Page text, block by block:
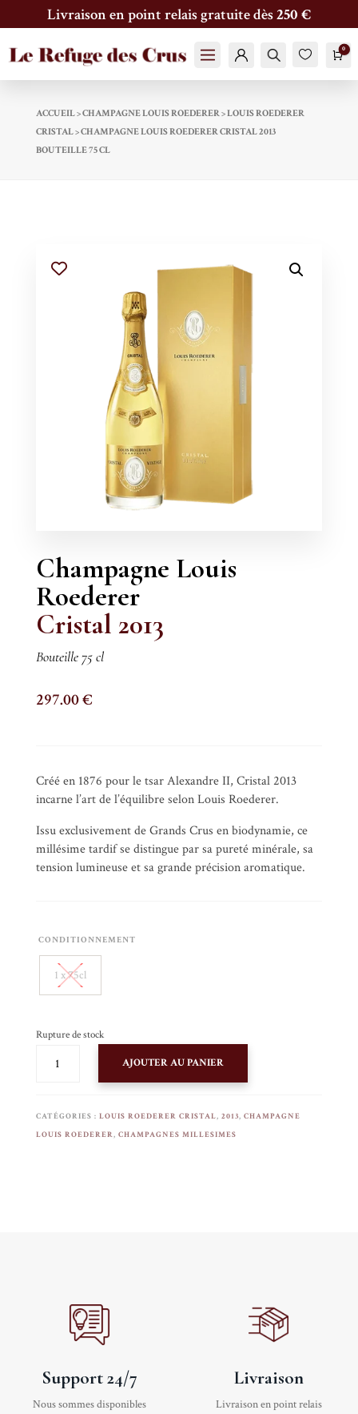
Livraison en point relais gratuite dès250 €
Compte Trouver
 0
ACCUEIL>CHAMPAGNE LOUIS ROEDERER>LOUIS ROEDERER
CRISTAL>CHAMPAGNE LOUIS ROEDERER CRISTAL 2013
BOUTEILLE 75 CL
Champagne Louis
Roederer
Cristal 2013
Bouteille 75 cl
297.00€
Créé en 1876 pour le tsar Alexandre II, Cristal 2013
incarne l’art de l’équilibre selon Louis Roederer.
Issu exclusivement de Grands Crus en biodynamie, ce
millésime tardif se distingue par sa pureté minérale, sa
tension lumineuse et sa grande précision aromatique.
CONDITIONNEMENT
1 x 75cl
Rupture de stock
AJOUTER AU PANIER
CATÉGORIES : LOUIS ROEDERER CRISTAL, 2013, CHAMPAGNE
LOUIS ROEDERER, CHAMPAGNES MILLESIMES
Support 24/7
Nous sommes disponibles
Livraison
Livraison en point relais